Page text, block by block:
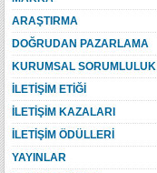
ARAŞTIRMA
DOĞRUDAN PAZARLAMA
KURUMSAL SORUMLULUK
İLETİŞİM ETİĞİ
İLETİŞİM KAZALARI
İLETİŞİM ÖDÜLLERİ
YAYINLAR